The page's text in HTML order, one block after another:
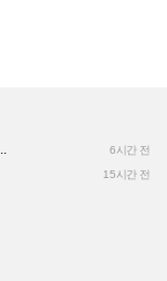
6시간 전
15시간 전